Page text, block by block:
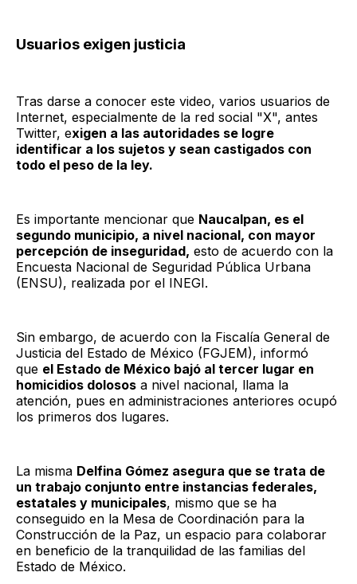
Usuarios exigen justicia
Tras darse a conocer este video, varios usuarios de
Internet, especialmente de la red social "X", antes
Twitter, exigen a las autoridades se logre
identificar a los sujetos y sean castigados con
todo el peso de la ley.
Es importante mencionar que Naucalpan, es el
segundo municipio, a nivel nacional, con mayor
percepción de inseguridad, esto de acuerdo con la
Encuesta Nacional de Seguridad Pública Urbana
(ENSU), realizada por el INEGI.
Sin embargo, de acuerdo con la Fiscalía General de
Justicia del Estado de México (FGJEM), informó
que el Estado de México bajó al tercer lugar en
homicidios dolosos a nivel nacional, llama la
atención, pues en administraciones anteriores ocupó
los primeros dos lugares.
La misma Delfina Gómez asegura que se trata de
un trabajo conjunto entre instancias federales,
estatales y municipales, mismo que se ha
conseguido en la Mesa de Coordinación para la
Construcción de la Paz, un espacio para colaborar
en beneficio de la tranquilidad de las familias del
Estado de México.